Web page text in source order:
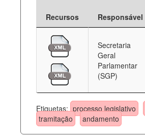
Recursos Responsável
Secretaria
Geral
Parlamentar
(SGP)
Etiquetas: processo legislativo
tramitação
andamento